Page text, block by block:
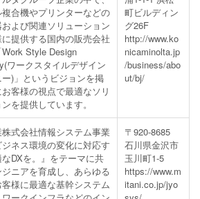
合機やプリンターなどの
よび関連ソリューション
提供する国内の販売会社
Style Design
ワークスタイルデザイン
)」というビジョンを掲
客様の視点で最適なソリ
を提供しています。
町ビルディン
グ26F
http://www.ko
nicaminolta.jp
/business/abo
ut/bj/
式会社情報システム事業
ネス環境の変化に対応す
DXを。』をテーマに共
ニアを育成し、あらゆる
様に最適な基幹システム
〒920-8685
石川県金沢市
玉川町1-5
https://www.m
itani.co.jp/jyo